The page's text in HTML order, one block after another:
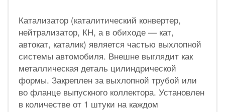
Катализатор (каталитический конвертер,
нейтрализатор, КН, а в обиходе — кат,
автокат, каталик) является частью выхлопной
системы автомобиля. Внешне выглядит как
металлическая деталь цилиндрической
формы. Закреплен за выхлопной трубой или
во фланце выпускного коллектора. Установлен
в количестве от 1 штуки на каждом